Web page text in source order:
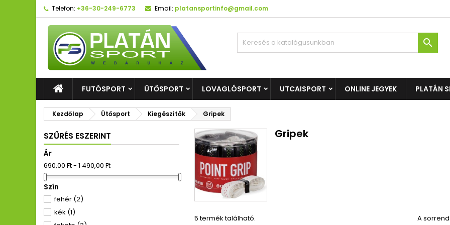
Telefon: +36-30-249-6773 Email: platansportinfo@gmail.com

FUTÓSPORT ÜTŐSPORT LOVAGLÓSPORT UTCAISPORT ONLINE JEGYEK PLATÁN
Kezdőlap Ütősport Kiegészítők Gripek
SZŰRÉS ESZERINT
Ár
690,00 Ft - 1 490,00 Ft
Szín
fehér (2)
kék (1)
Gripek
5 termék található. A